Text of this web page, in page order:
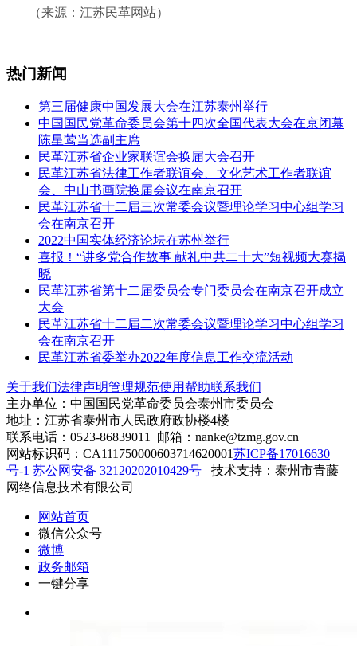
（来源：江苏民革网站）
热门新闻
第三届健康中国发展大会在江苏泰州举行
中国国民党革命委员会第十四次全国代表大会在京闭幕
陈星莺当选副主席
民革江苏省企业家联谊会换届大会召开
民革江苏省法律工作者联谊会、文化艺术工作者联谊
会、中山书画院换届会议在南京召开
民革江苏省十二届三次常委会议暨理论学习中心组学习
会在南京召开
2022中国实体经济论坛在苏州举行
喜报！“讲多党合作故事 献礼中共二十大”短视频大赛揭
晓
民革江苏省第十二届委员会专门委员会在南京召开成立
大会
民革江苏省十二届二次常委会议暨理论学习中心组学习
会在南京召开
民革江苏省委举办2022年度信息工作交流活动
关于我们法律声明管理规范使用帮助联系我们
主办单位：中国国民党革命委员会泰州市委员会
地址：江苏省泰州市人民政府政协楼4楼
联系电话：0523-86839011 邮箱：nanke@tzmg.gov.cn
网站标识码：CA111750000603714620001苏ICP备17016630
号-1 苏公网安备 32120202010429号
技术支持：泰州市青藤
网络信息技术有限公司
网站首页
微信公众号
微博
政务邮箱
一键分享